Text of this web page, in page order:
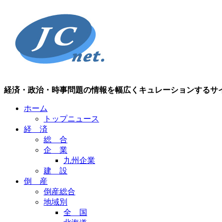
経済・政治・時事問題の情報を幅広くキュレーションするサ
ホーム
トップニュース
経 済
総 合
企 業
九州企業
建 設
倒 産
倒産総合
地域別
全 国